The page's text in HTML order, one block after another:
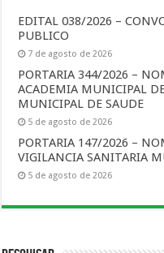
EDITAL 038/2026 –
PUBLICO
7 de agosto de 2026
PORTARIA 344/2026 –
ACADEMIA MUNICIPAL
MUNICIPAL DE SAUDE
5 de agosto de 2026
PORTARIA 147/2026 –
VIGILANCIA SANITARIA
5 de agosto de 2026